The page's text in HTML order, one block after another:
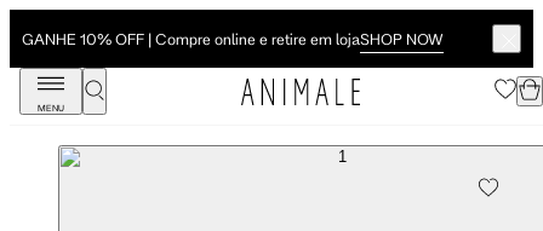
GANHE 10% OFF | Compre online e retire em lojaSHOP NOW
MENU